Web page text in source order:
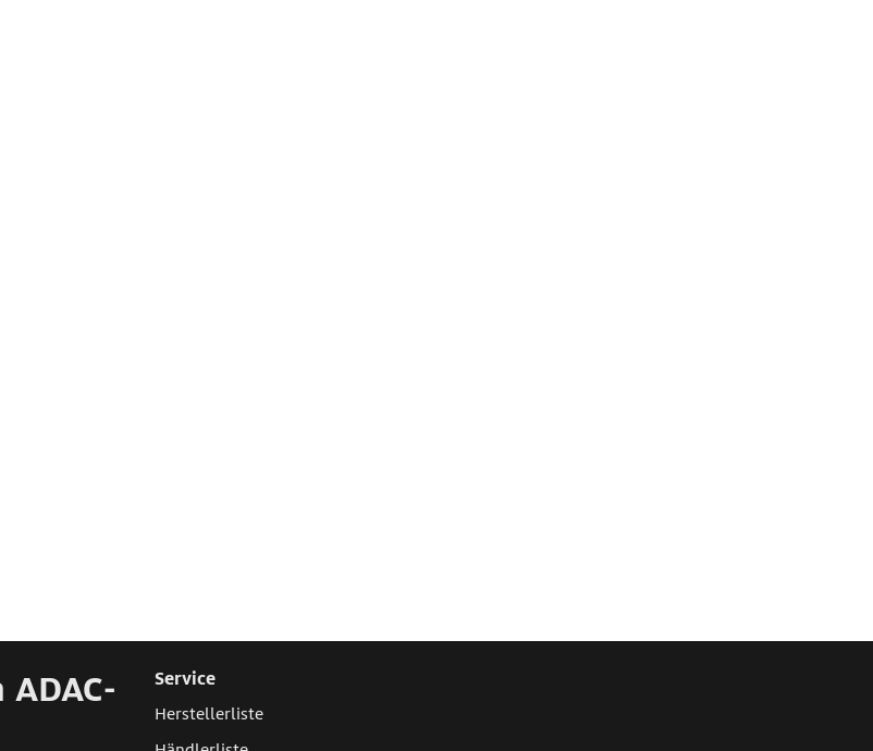
Service
Herstellerliste